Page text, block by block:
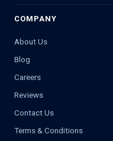
COMPANY
About Us
Blog
Careers
Reviews
Contact Us
Terms & Conditions